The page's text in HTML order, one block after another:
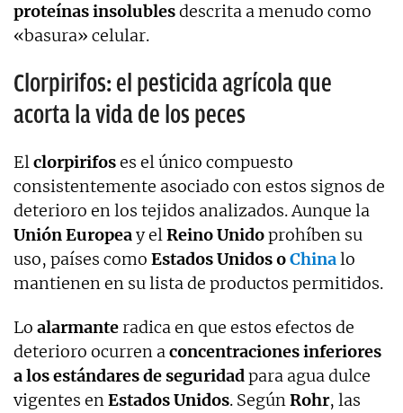
proteínas insolublesdescrita a menudo como
«basura» celular.
Clorpirifos: el pesticida agrícola que
acorta la vida de los peces
Elclorpirifoses el único compuesto
consistentemente asociado con estos signos de
deterioro en los tejidos analizados. Aunque la
Unión Europeay elReino Unidoprohíben su
uso, países como Estados Unidos oChinalo
mantienen en su lista de productos permitidos.
Lo alarmanteradica en que estos efectos de
deterioro ocurren aconcentraciones inferiores
a los estándares de seguridadpara agua dulce
vigentes enEstados Unidos. SegúnRohr, las